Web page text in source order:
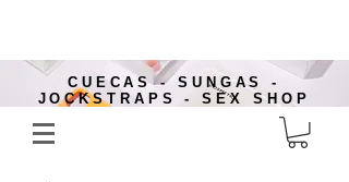
CUECAS - SUNGAS -
JOCKSTRAPS - SEX SHOP